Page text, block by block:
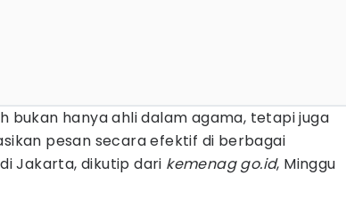
bukan hanya ahli dalam agama, tetapi juga
pesan secara efektif di berbagai
Jakarta, dikutip dari kemenag go.id, Minggu